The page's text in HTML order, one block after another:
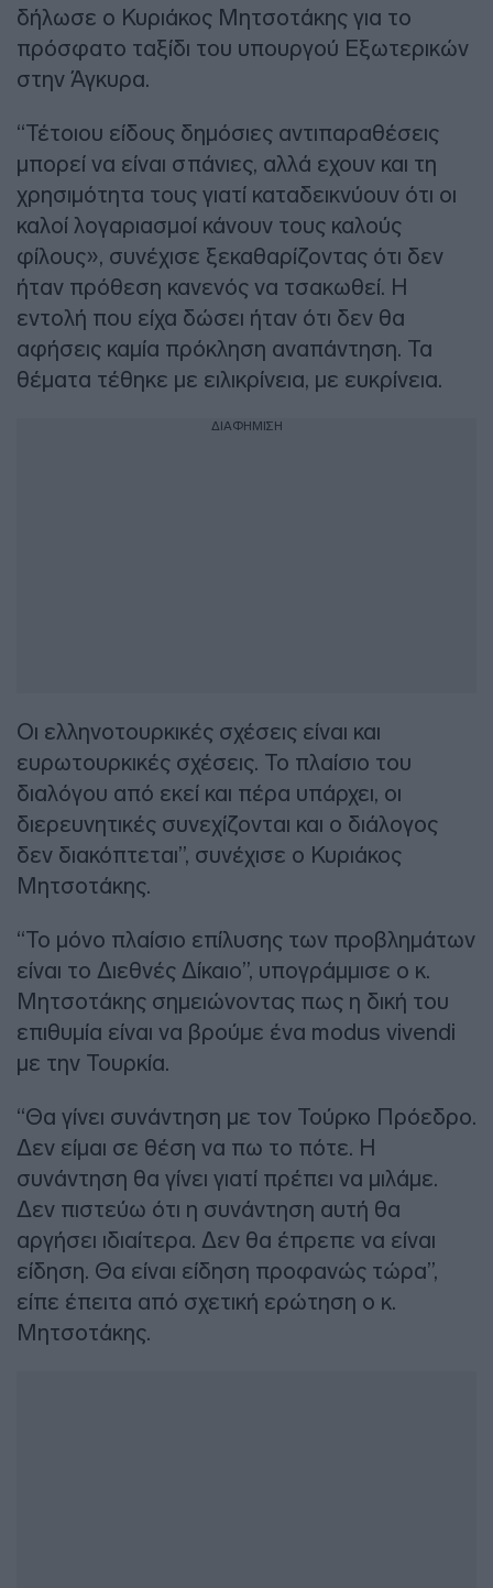
δήλωσε ο Κυριάκος Μητσοτάκης για το
πρόσφατο ταξίδι του υπουργού Εξωτερικών
στην Άγκυρα.
“Τέτοιου είδους δημόσιες αντιπαραθέσεις
μπορεί να είναι σπάνιες, αλλά εχουν και τη
χρησιμότητα τους γιατί καταδεικνύουν ότι οι
καλοί λογαριασμοί κάνουν τους καλούς
φίλους», συνέχισε ξεκαθαρίζοντας ότι δεν
ήταν πρόθεση κανενός να τσακωθεί. Η
εντολή που είχα δώσει ήταν ότι δεν θα
αφήσεις καμία πρόκληση αναπάντηση. Τα
θέματα τέθηκε με ειλικρίνεια, με ευκρίνεια.
ΔΙΑΦΗΜΙΣΗ
Οι ελληνοτουρκικές σχέσεις είναι και
ευρωτουρκικές σχέσεις. Το πλαίσιο του
διαλόγου από εκεί και πέρα υπάρχει, οι
διερευνητικές συνεχίζονται και ο διάλογος
δεν διακόπτεται”, συνέχισε ο Κυριάκος
Μητσοτάκης.
“Το μόνο πλαίσιο επίλυσης των προβλημάτων
είναι το Διεθνές Δίκαιο”, υπογράμμισε ο κ.
Μητσοτάκης σημειώνοντας πως η δική του
επιθυμία είναι να βρούμε ένα modus vivendi
με την Τουρκία.
“Θα γίνει συνάντηση με τον Τούρκο Πρόεδρο.
Δεν είμαι σε θέση να πω το πότε. Η
συνάντηση θα γίνει γιατί πρέπει να μιλάμε.
Δεν πιστεύω ότι η συνάντηση αυτή θα
αργήσει ιδιαίτερα. Δεν θα έπρεπε να είναι
είδηση. Θα είναι είδηση προφανώς τώρα”,
είπε έπειτα από σχετική ερώτηση ο κ.
Μητσοτάκης.